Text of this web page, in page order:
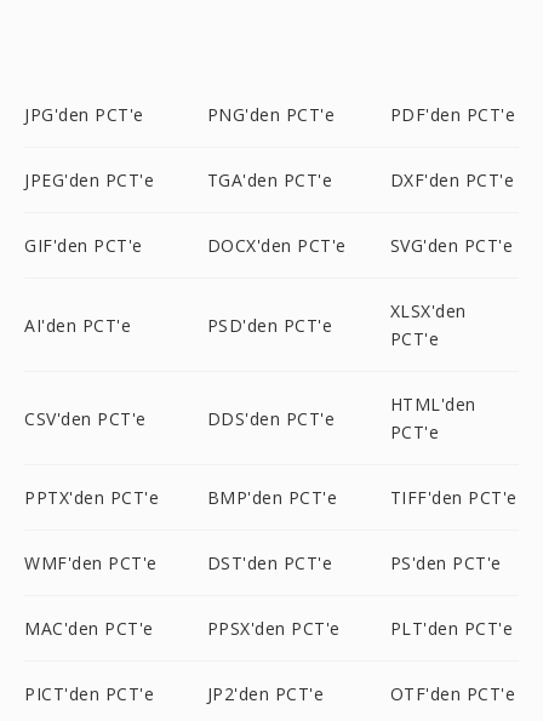
JPG'den PCT'e PNG'den PCT'e PDF'den PCT'e
JPEG'den PCT'e TGA'den PCT'e DXF'den PCT'e
GIF'den PCT'e DOCX'den PCT'e SVG'den PCT'e
AI'den PCT'e PSD'den PCT'e
XLSX'den
PCT'e
CSV'den PCT'e DDS'den PCT'e
HTML'den
PCT'e
PPTX'den PCT'e BMP'den PCT'e TIFF'den PCT'e
WMF'den PCT'e DST'den PCT'e PS'den PCT'e
MAC'den PCT'e PPSX'den PCT'e PLT'den PCT'e
PICT'den PCT'e JP2'den PCT'e OTF'den PCT'e